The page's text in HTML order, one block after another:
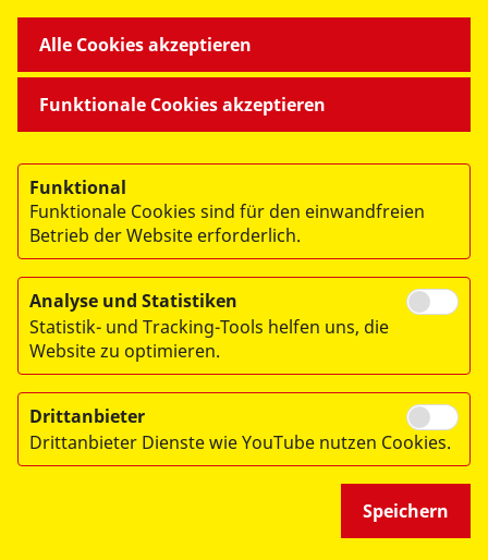
Impressum
Datenschutz
Funktionale Cookies akzeptieren
Alle Cookies akzeptieren
Funktional
Funktionale Cookies sind für den einwandfreien
Betrieb der Website erforderlich.
Analyse und Statistiken
Statistik- und Tracking-Tools helfen uns, die
Website zu optimieren.
Drittanbieter
Drittanbieter Dienste wie YouTube nutzen Cookies.
Speichern